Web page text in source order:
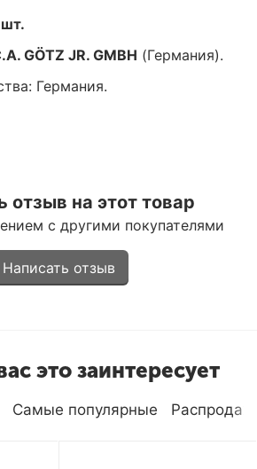
шт.
GÖTZ JR. GMBH (Германия).
Германия.
отзыв на этот товар
с другими покупателями
Написать отзыв
это заинтересует
Самые популярные